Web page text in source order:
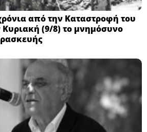
από την Καταστροφή του
(9/8) το μνημόσυνο